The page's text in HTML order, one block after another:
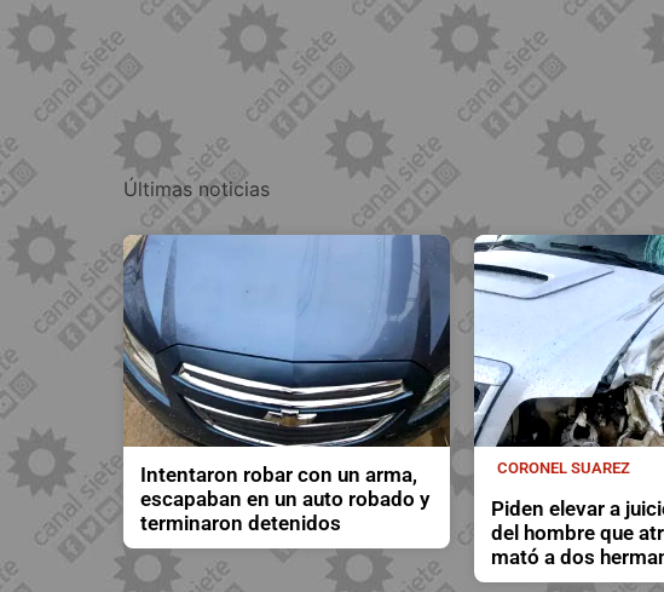
Últimas noticias
Intentaron robar con un arma,
escapaban en un auto robado y
terminaron detenidos
CORONEL SUAREZ
Piden elevar a
del hombre que
mató a dos